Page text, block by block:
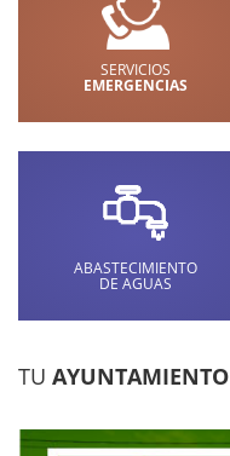
SERVICIOS
EMERGENCIAS
ABASTECIMIENTO
DE AGUAS
TU AYUNTAMIENTO